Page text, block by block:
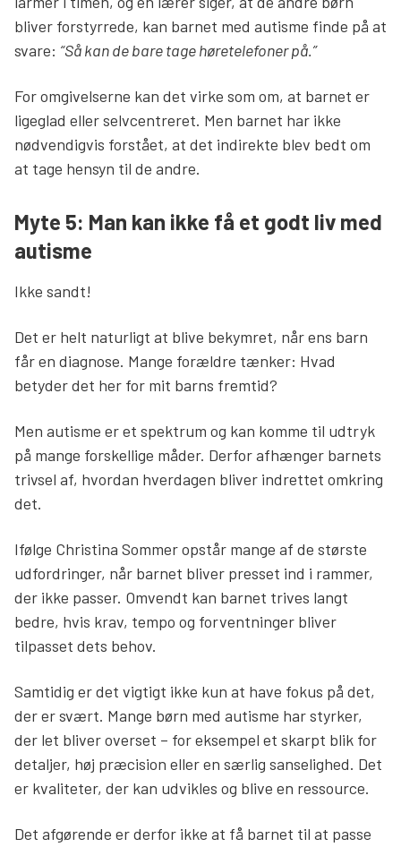
bliver forstyrrede, kan barnet med autisme finde på at
svare: “Så kan de bare tage høretelefoner på.”
For omgivelserne kan det virke som om, at barnet er
ligeglad eller selvcentreret. Men barnet har ikke
nødvendigvis forstået, at det indirekte blev bedt om
at tage hensyn til de andre.
Myte 5: Man kan ikke få et godt liv med
autisme
Ikke sandt!
Det er helt naturligt at blive bekymret, når ens barn
får en diagnose. Mange forældre tænker: Hvad
betyder det her for mit barns fremtid?
Men autisme er et spektrum og kan komme til udtryk
på mange forskellige måder. Derfor afhænger barnets
trivsel af, hvordan hverdagen bliver indrettet omkring
det.
Ifølge Christina Sommer opstår mange af de største
udfordringer, når barnet bliver presset ind i rammer,
der ikke passer. Omvendt kan barnet trives langt
bedre, hvis krav, tempo og forventninger bliver
tilpasset dets behov.
Samtidig er det vigtigt ikke kun at have fokus på det,
der er svært. Mange børn med autisme har styrker,
der let bliver overset – for eksempel et skarpt blik for
detaljer, høj præcision eller en særlig sanselighed. Det
er kvaliteter, der kan udvikles og blive en ressource.
Det afgørende er derfor ikke at få barnet til at passe